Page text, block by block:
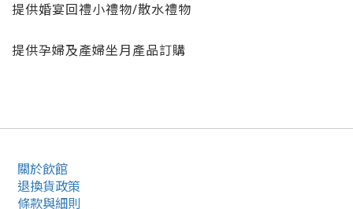
提供婚宴回禮小禮物/散水禮物
提供孕婦及產婦坐月產品訂購
關於飲館
退換貨政策
條款與細則